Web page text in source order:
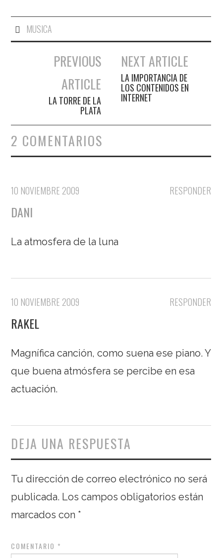
MUSICA
Navegación de entradas
PREVIOUS
ARTICLE
LA TORRE DE LA
PLATA
NEXT ARTICLE
LA IMPORTANCIA DE
LOS CONTENIDOS EN
INTERNET
2 COMENTARIOS
RESPONDER
10 NOVIEMBRE 2009
DANI
La atmosfera de la luna
RESPONDER
10 NOVIEMBRE 2009
RAKEL
Magnífica canción, como suena ese piano. Y
que buena atmósfera se percibe en esa
actuación.
DEJA UNA RESPUESTA
Tu dirección de correo electrónico no será
publicada. Los campos obligatorios están
marcados con *
COMENTARIO *